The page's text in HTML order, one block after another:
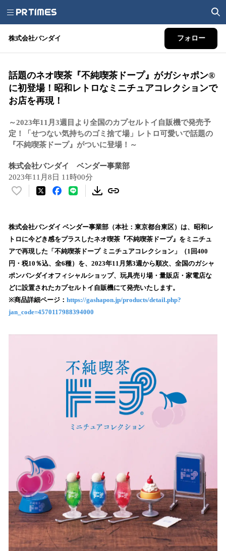
株式会社バンダイ フォロー
話題のネオ喫茶『不純喫茶ドープ』がガシャポン®
に初登場！昭和レトロなミニチュアコレクションで
お店を再現！
～2023年11月3週目より全国のカプセルトイ自販機で発売予
定！「せつない気持ちのゴミ捨て場」レトロ可愛いで話題の
『不純喫茶ドープ』がついに登場！～
株式会社バンダイ ベンダー事業部
2023年11月8日 11時00分
い
！
数
を
読
込
み
中
で
株式会社バンダイ ベンダー事業部（本社：東京都台東区）は、昭和レ
トロに今どき感をプラスしたネオ喫茶『不純喫茶ドープ』をミニチュ
アで再現した「不純喫茶ドープ ミニチュアコレクション」（1回400
円・税10％込、全6種）を、2023年11⽉第3週から順次、全国のガシャ
ポンバンダイオフィシャルショップ、玩具売り場・量販店・家電店な
どに設置されたカプセルトイ⾃販機にて発売いたします。
※商品詳細ページ： https://gashapon.jp/products/detail.php?
jan_code=4570117988394000